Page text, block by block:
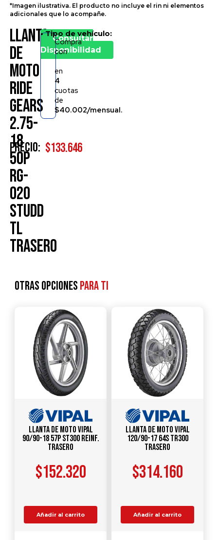
*Imagen ilustrativa. El producto no incluye el rin ni elementos
adicionales que lo acompañe.
Llanta
de
Moto
RIDE
GEARS
2.75-
18
50P
RG-
020
STUDD
TL
TRASERO
Precio: $133.646
*Precio
por
llanta
Consultar
Disponibilidad
Compra
con
en
4
cuotas
de
$40.002/mensual.
• Tipo de vehículo:
Otras opcionespara ti
Llanta de Moto Vipal
90/90-18 57P ST300 Reinf.
Trasero
$152.320
Añadir al carrito
Llanta de Moto Vipal
120/90-17 64S TR300
Trasero
$314.160
Añadir al carrito